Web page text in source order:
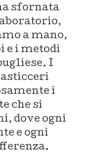
sfornata
a mano,
e i metodi
I
i
che si
dove ogni
e ogni